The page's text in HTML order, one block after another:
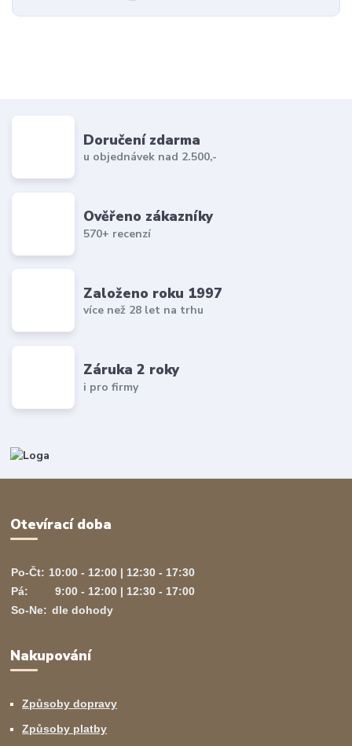
Doručení zdarma
u objednávek nad 2.500,-
Ověřeno zákazníky
570+ recenzí
Založeno roku 1997
více než 28 let na trhu
Záruka 2 roky
i pro firmy
Otevírací doba
Po-Čt: 10:00 - 12:00 | 12:30 - 17:30
Pá:
9:00 - 12:00 | 12:30 - 17:00
So-Ne: dle dohody
Nakupování
Způsoby dopravy
Způsoby platby